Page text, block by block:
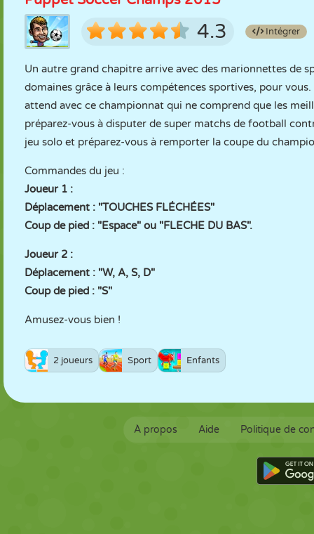
4.3 Intégrer
Un autre grand chapitre arrive avec des marionnettes de
domaines grâce à leurs compétences sportives, pour
attend avec ce championnat qui ne comprend que les
préparez-vous à disputer de super matchs de football
jeu solo et préparez-vous à remporter la coupe du
Commandes du jeu :
Joueur 1 :
Déplacement : "TOUCHES FLÉCHÉES"
Coup de pied : "Espace" ou "FLECHE DU BAS".
Joueur 2 :
Déplacement : "W, A, S, D"
Coup de pied : "S"
Amusez-vous bien !
2 joueurs Sport Enfants
À propos Aide Politique de